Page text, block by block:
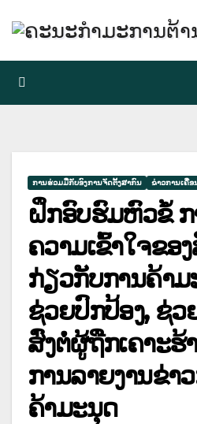
content
ການຮ່ວມມືກັບອົງການຈັດຕັ້ງສາກົນ ຂ່າວການເຄື່ອ
ຝຶກອົບຮົມຫົວຂໍ້ ກ
ຄວາມເຂົ້າໃຈຂອ
ກ່ຽວກັບການຄ້າມ
ຊ່ວຍປົກປ້ອງ, ຊ່ວ
ສົ່ງຕໍ່ຜູ້ຖືກເຄາະຮ້
ການລາຍງານຂ່າ
ຄ້າມະນຸດ